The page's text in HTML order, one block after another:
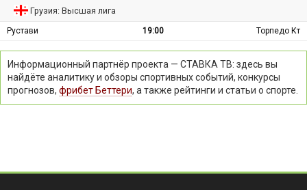
Грузия: Высшая лига
Рустави 19:00 Торпедо Кт
Информационный партнёр проекта — СТАВКА ТВ: здесь вы
найдёте аналитику и обзоры спортивных событий, конкурсы
прогнозов, фрибет Беттери, а также рейтинги и статьи о спорте.